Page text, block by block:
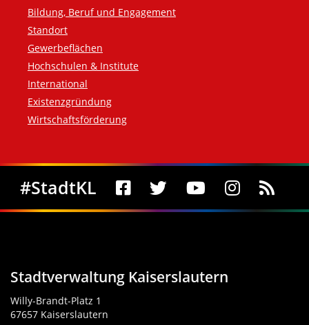
Bildung, Beruf und Engagement
Standort
Gewerbeflächen
Hochschulen & Institute
International
Existenzgründung
Wirtschaftsförderung
Social Media
#StadtKL
Stadtverwaltung Kaiserslautern
Willy-Brandt-Platz 1
67657 Kaiserslautern